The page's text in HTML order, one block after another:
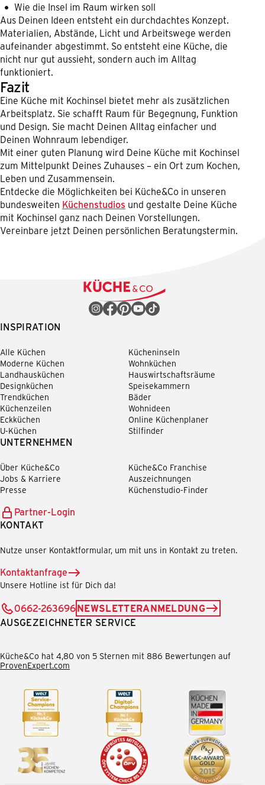
Wie die Insel im Raum wirken soll
Aus Deinen Ideen entsteht ein durchdachtes Konzept.
Materialien, Abstände, Licht und Arbeitswege werden
aufeinander abgestimmt. So entsteht eine Küche, die
nicht nur gut aussieht, sondern auch im Alltag
funktioniert.
Fazit
Eine Küche mit Kochinsel bietet mehr als zusätzlichen
Arbeitsplatz. Sie schafft Raum für Begegnung, Funktion
und Design. Sie macht Deinen Alltag einfacher und
Deinen Wohnraum lebendiger.
Mit einer guten Planung wird Deine Küche mit Kochinsel
zum Mittelpunkt Deines Zuhauses – ein Ort zum Kochen,
Leben und Zusammensein.
Entdecke die Möglichkeiten bei Küche&Co in unseren
bundesweiten Küchenstudios und gestalte Deine Küche
mit Kochinsel ganz nach Deinen Vorstellungen.
Vereinbare jetzt Deinen persönlichen Beratungstermin.
INSPIRATION
Alle Küchen
Moderne Küchen
Landhausküchen
Designküchen
Trendküchen
Küchenzeilen
Eckküchen
U-Küchen
Kücheninseln
Wohnküchen
Hauswirtschaftsräume
Speisekammern
Bäder
Wohnideen
Online Küchenplaner
Stilfinder
UNTERNEHMEN
Über Küche&Co
Jobs & Karriere
Presse
Küche&Co Franchise
Auszeichnungen
Küchenstudio-Finder
Partner-Login
KONTAKT
Nutze unser Kontaktformular, um mit uns in Kontakt zu treten.
Kontaktanfrage
Unsere Hotline ist für Dich da!
0662-263696NEWSLETTERANMELDUNG
AUSGEZEICHNETER SERVICE
Küche&Co hat 4,80 von 5 Sternen mit 886 Bewertungen auf
ProvenExpert.com